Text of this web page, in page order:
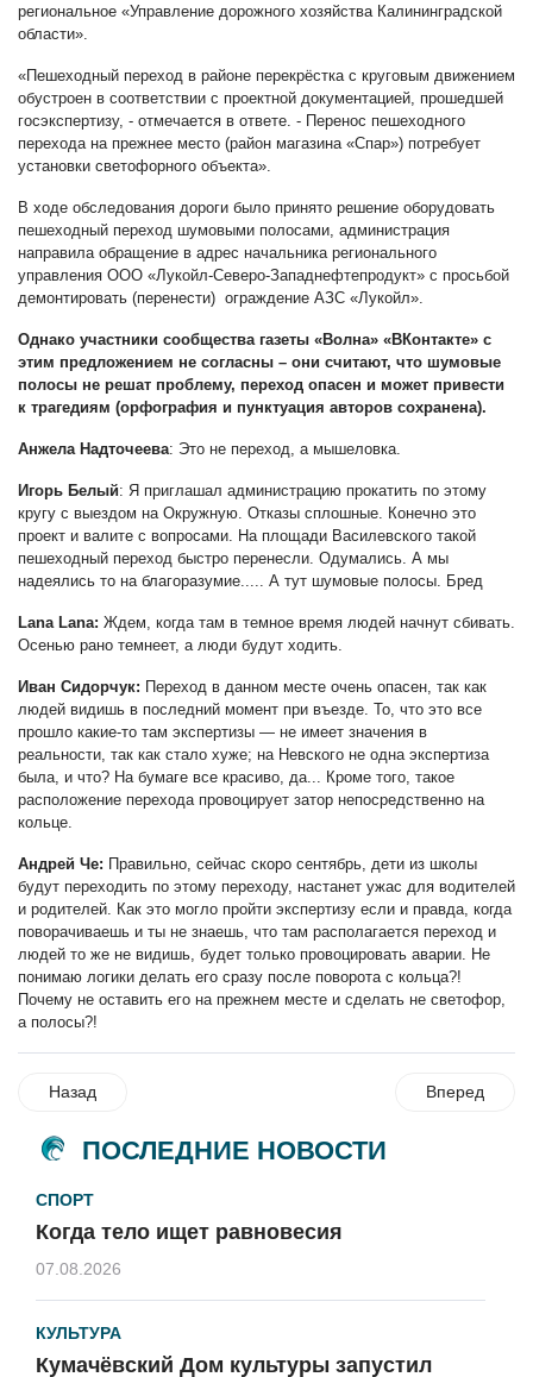
региональное «Управление дорожного хозяйства Калининградской
области».
«Пешеходный переход в районе перекрёстка с круговым движением
обустроен в соответствии с проектной документацией, прошедшей
госэкспертизу, - отмечается в ответе. - Перенос пешеходного
перехода на прежнее место (район магазина «Спар») потребует
установки светофорного объекта».
В ходе обследования дороги было принято решение оборудовать
пешеходный переход шумовыми полосами, администрация
направила обращение в адрес начальника регионального
управления ООО «Лукойл-Северо-Западнефтепродукт» с просьбой
демонтировать (перенести) ограждение АЗС «Лукойл».
Однако участники сообщества газеты «Волна» «ВКонтакте» с
этим предложением не согласны – они считают, что шумовые
полосы не решат проблему, переход опасен и может привести
к трагедиям (орфография и пунктуация авторов сохранена).
Анжела Надточеева: Это не переход, а мышеловка.
Игорь Белый: Я приглашал администрацию прокатить по этому
кругу с выездом на Окружную. Отказы сплошные. Конечно это
проект и валите с вопросами. На площади Василевского такой
пешеходный переход быстро перенесли. Одумались. А мы
надеялись то на благоразумие..... А тут шумовые полосы. Бред
Lana Lana: Ждем, когда там в темное время людей начнут сбивать.
Осенью рано темнеет, а люди будут ходить.
Иван Сидорчук: Переход в данном месте очень опасен, так как
людей видишь в последний момент при въезде. То, что это все
прошло какие-то там экспертизы — не имеет значения в
реальности, так как стало хуже; на Невского не одна экспертиза
была, и что? На бумаге все красиво, да... Кроме того, такое
расположение перехода провоцирует затор непосредственно на
кольце.
Андрей Че: Правильно, сейчас скоро сентябрь, дети из школы
будут переходить по этому переходу, настанет ужас для водителей
и родителей. Как это могло пройти экспертизу если и правда, когда
поворачиваешь и ты не знаешь, что там располагается переход и
людей то же не видишь, будет только провоцировать аварии. Не
понимаю логики делать его сразу после поворота с кольца?!
Почему не оставить его на прежнем месте и сделать не светофор,
а полосы?!
Назад Вперед
ПОСЛЕДНИЕ НОВОСТИ
СПОРТ
Когда тело ищет равновесия
07.08.2026
КУЛЬТУРА
Кумачёвский Дом культуры запустил